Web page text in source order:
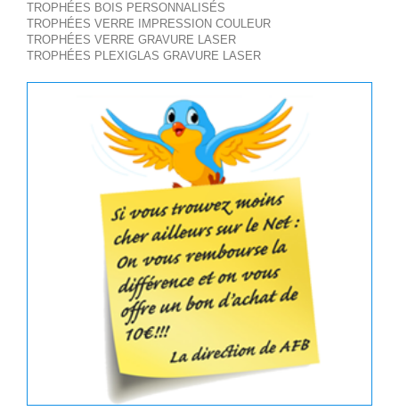
TROPHÉES BOIS PERSONNALISÉS
TROPHÉES VERRE IMPRESSION COULEUR
TROPHÉES VERRE GRAVURE LASER
TROPHÉES PLEXIGLAS GRAVURE LASER